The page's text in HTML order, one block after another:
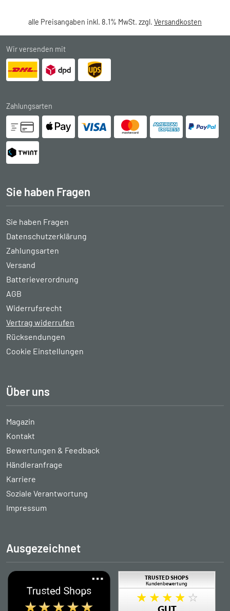
alle Preisangaben inkl. 8.1% MwSt. zzgl. Versandkosten
Wir versenden mit
Zahlungsarten
Sie haben Fragen
Sie haben Fragen
Datenschutzerklärung
Zahlungsarten
Versand
Batterieverordnung
AGB
Widerrufsrecht
Vertrag widerrufen
Rücksendungen
Cookie Einstellungen
Über uns
Magazin
Kontakt
Bewertungen & Feedback
Händleranfrage
Karriere
Soziale Verantwortung
Impressum
Ausgezeichnet